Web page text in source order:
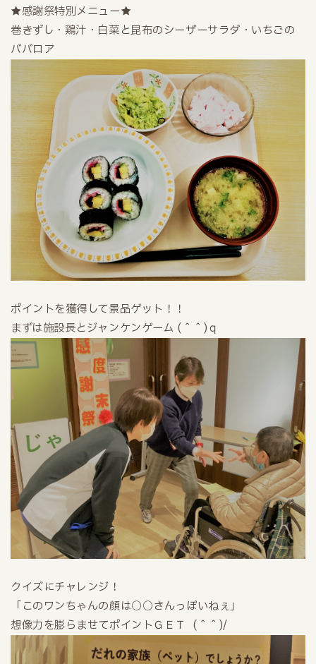
★感謝祭特別メニュー★
巻きずし・鶏汁・白菜と昆布のシーザーサラダ・いちごの
ババロア
ポイントを獲得して景品ゲット！！
まずは施設長とジャンケンゲーム (＾＾)ｑ
クイズにチャレンジ！
「このワンちゃんの顔は○○さんっぽいねぇ」
想像力を膨らませてポイントＧＥＴ (＾＾)/